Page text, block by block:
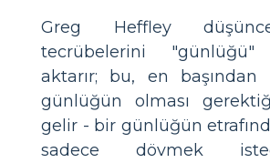
Greg Heffley
tecrübelerini "günlüğü"
aktarır; bu, en
günlüğün olması
gelir - bir günlüğün
sadece dövmek